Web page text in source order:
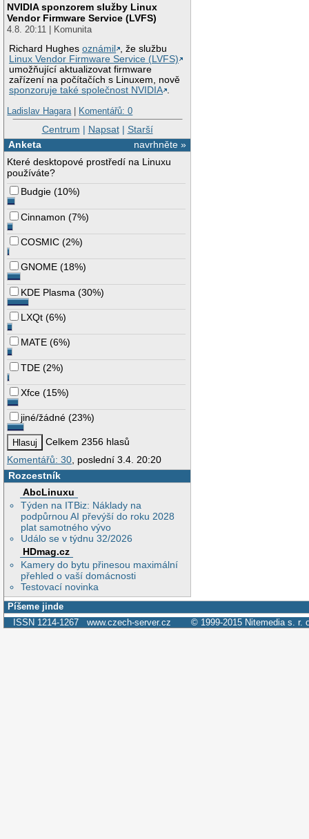
NVIDIA sponzorem služby Linux
Vendor Firmware Service (LVFS)
4.8. 20:11 | Komunita
Richard Hughesoznámil
, že službu
Linux Vendor Firmware Service (LVFS)
umožňující aktualizovat firmware
zařízení na počítačích s Linuxem, nově
sponzoruje také společnost NVIDIA .
Ladislav Hagara| Komentářů: 0
Centrum | Napsat| Starší
navrhněte »
Anketa
Které desktopové prostředí na Linuxu
používáte?
Budgie (10%)
Cinnamon (7%)
COSMIC (2%)
GNOME (18%)
KDE Plasma (30%)
LXQt (6%)
MATE (6%)
TDE (2%)
Xfce (15%)
jiné/žádné (23%)
Celkem 2356 hlasů
Komentářů: 30 , poslední 3.4. 20:20
Rozcestník
AbcLinuxu
Týden na ITBiz: Náklady na
podpůrnou AI převýší do roku 2028
plat samotného vývo
Událo se v týdnu 32/2026
HDmag.cz
Kamery do bytu přinesou maximální
přehled o vaší domácnosti
Testovací novinka
Píšeme jinde
ISSN 1214-1267 www.czech-server.cz © 1999-2015 Nitemedia s. r.